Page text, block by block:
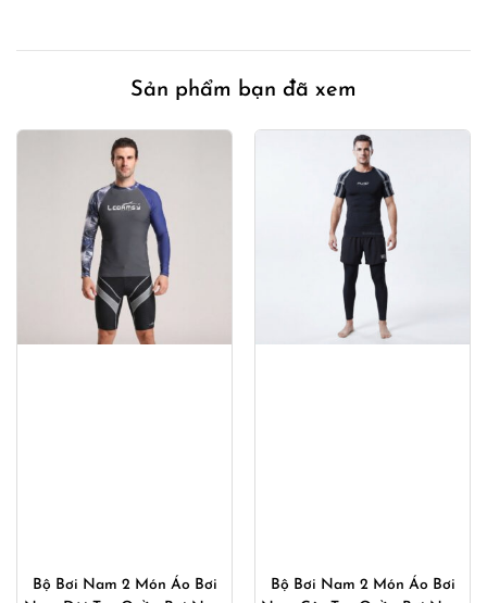
Sản phẩm bạn đã xem
Bộ Bơi Nam 2 Món Áo Bơi
Bộ Bơi Nam 2 Món Áo Bơi